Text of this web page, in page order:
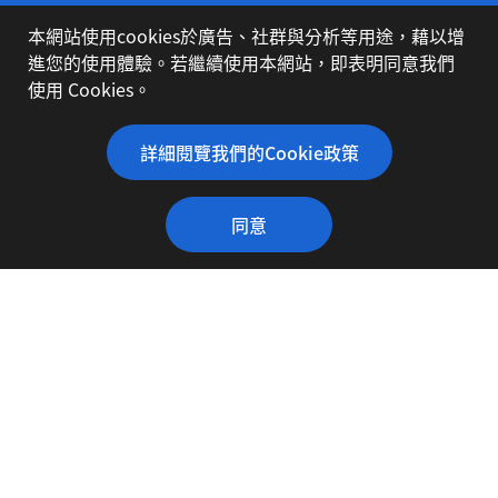
公司簡介
代理品牌
本網站使用cookies於廣告、社群與分析等用途，藉以增
進您的使用體驗。若繼續使用本網站，即表明同意我們
使用 Cookies。
詳細閱覽我們的Cookie政策
同意